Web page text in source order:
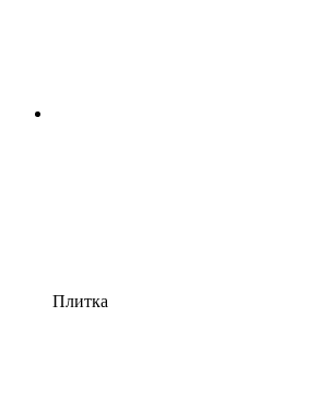
Плитка